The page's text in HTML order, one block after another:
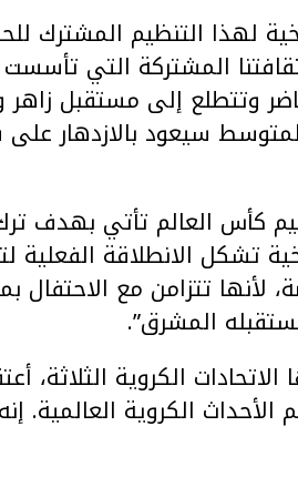
لهذا التنظيم المشترك
المشتركة التي
وتتطلع إلى مستقبل
سيعود بالازدهار
كأس العالم تأتي بهدف
تشكل الانطلاقة
خاصة، لأنها تتزامن مع
الكروية الثلاثة،
الكروية العالمية.